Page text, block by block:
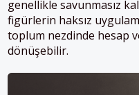
genellikle savunmasız
figürlerin haksız
toplum nezdinde hesap
dönüşebilir.